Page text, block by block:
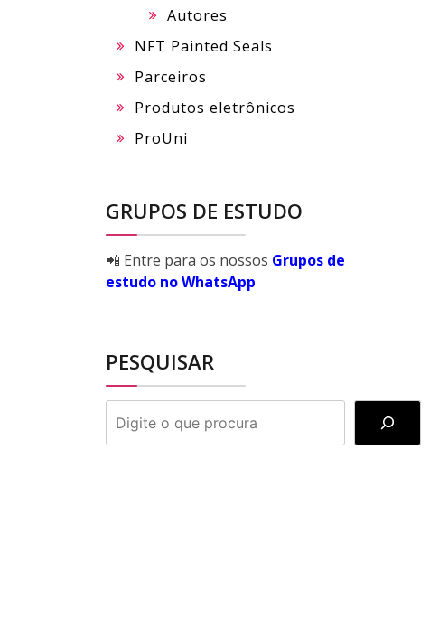
Autores
NFT Painted Seals
Parceiros
Produtos eletrônicos
ProUni
GRUPOS DE ESTUDO
📲 Entre para os nossos Grupos de
estudo no WhatsApp
PESQUISAR
PESQUISAR